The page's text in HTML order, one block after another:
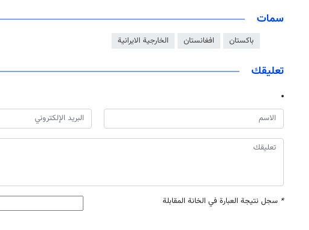
سمات
باكستان افغانستان الخارجية الايرانية
تعليقك
* سجل نتيجة العبارة في الخانة المقابلة